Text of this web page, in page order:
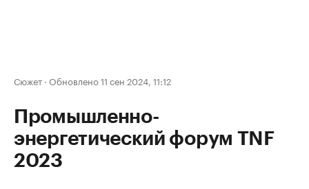
Сюжет · Обновлено 11 сен 2024, 11:12
Промышленно-
энергетический форум TNF
2023